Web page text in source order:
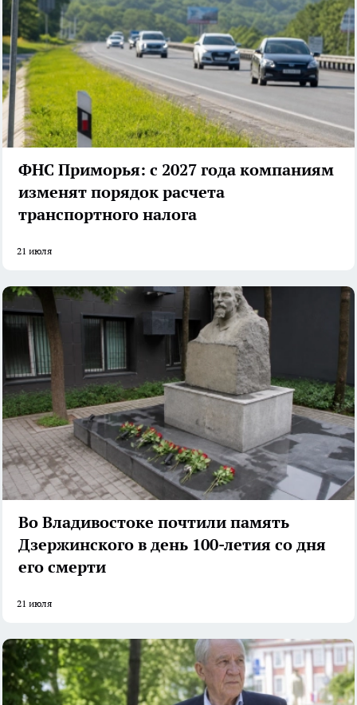
ФНС Приморья: с 2027 года компаниям
изменят порядок расчета
транспортного налога
21 июля
Во Владивостоке почтили память
Дзержинского в день 100-летия со дня
его смерти
21 июля